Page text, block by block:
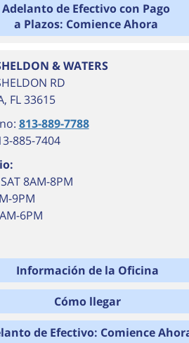
Adelanto de Efectivo con Pago
a Plazos: Comience Ahora
& WATERS
RD
, FL 33615
813-889-7788
885-7404
8AM-8PM
9PM
6PM
Información de la Oficina
Cómo llegar
de Efectivo: Comience